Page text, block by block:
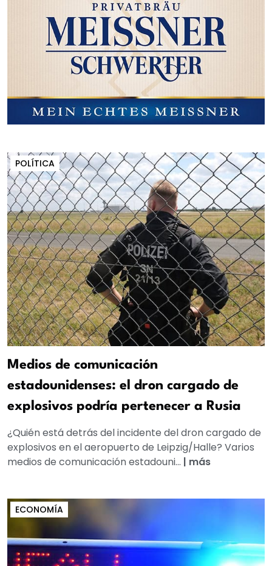
POLÍTICA
Medios de comunicación
estadounidenses: el dron cargado de
explosivos podría pertenecer a Rusia
¿Quién está detrás del incidente del dron cargado de
explosivos en el aeropuerto de Leipzig/Halle? Varios
medios de comunicación estadouni... | más
ECONOMÍA